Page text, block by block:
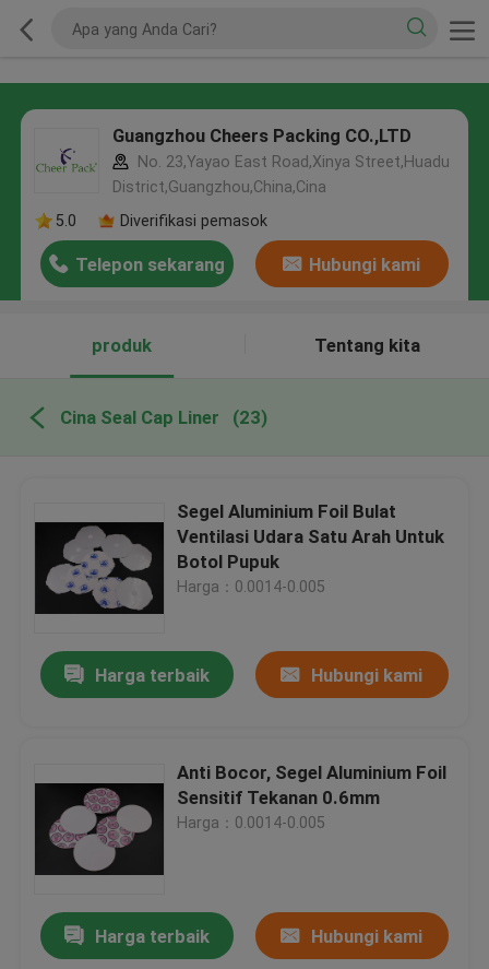
Guangzhou Cheers Packing CO.,LTD
No. 23,Yayao East Road,Xinya Street,Huadu
District,Guangzhou,China,Cina
5.0
Diverifikasi pemasok
Telepon sekarang Hubungi kami
produk Tentang kita
Cina Seal Cap Liner (23)
Segel Aluminium Foil Bulat
Ventilasi Udara Satu Arah Untuk
Botol Pupuk
Harga：0.0014-0.005
Harga terbaik Hubungi kami
Anti Bocor, Segel Aluminium Foil
Sensitif Tekanan 0.6mm
Harga：0.0014-0.005
Harga terbaik Hubungi kami